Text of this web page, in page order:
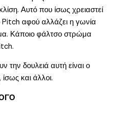
Αυτό που ίσως χρειαστεί
Pitch αφού αλλάζει η γωνία
Κάποιο φάλτσο στρώμα
την δουλειά αυτή είναι ο
και άλλοι.